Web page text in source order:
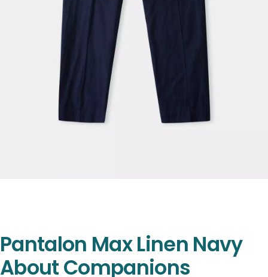
Pantalon Max Linen Navy
About Companions